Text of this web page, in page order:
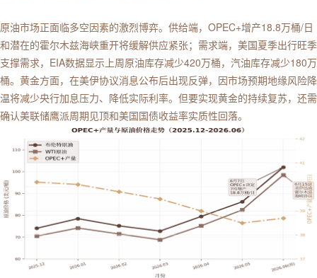
原油市场正面临多空因素的激烈博弈。供给端，OPEC+增产18.8万桶/日
和潜在的霍尔木兹海峡重开将缓解供应紧张；需求端，美国夏季出行旺季
支撑需求，EIA数据显示上周原油库存减少420万桶，汽油库存减少180万
桶。黄金方面，在美伊协议消息公布后出现反弹，因市场预期地缘风险降
温将减少央行加息压力、降低实际利率。但要实现黄金的持续复苏，还需
确认美联储鹰派周期见顶和美国国债收益率实质性回落。